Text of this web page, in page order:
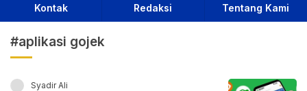
Kontak Redaksi Tentang Kami
#aplikasi gojek
Syadir Ali